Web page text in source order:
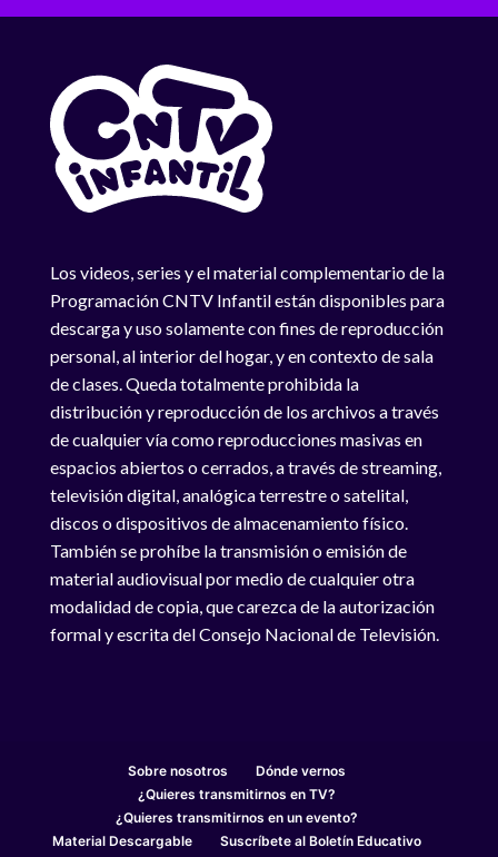
Los videos, series y el material complementario de la
Programación CNTV Infantil están disponibles para
descarga y uso solamente con fines de reproducción
personal, al interior del hogar, y en contexto de sala
de clases. Queda totalmente prohibida la
distribución y reproducción de los archivos a través
de cualquier vía como reproducciones masivas en
espacios abiertos o cerrados, a través de streaming,
televisión digital, analógica terrestre o satelital,
discos o dispositivos de almacenamiento físico.
También se prohíbe la transmisión o emisión de
material audiovisual por medio de cualquier otra
modalidad de copia, que carezca de la autorización
formal y escrita del Consejo Nacional de Televisión.
Sobre nosotros
Dónde vernos
¿Quieres transmitirnos en TV?
¿Quieres transmitirnos en un evento?
Material Descargable
Suscríbete al Boletín Educativo